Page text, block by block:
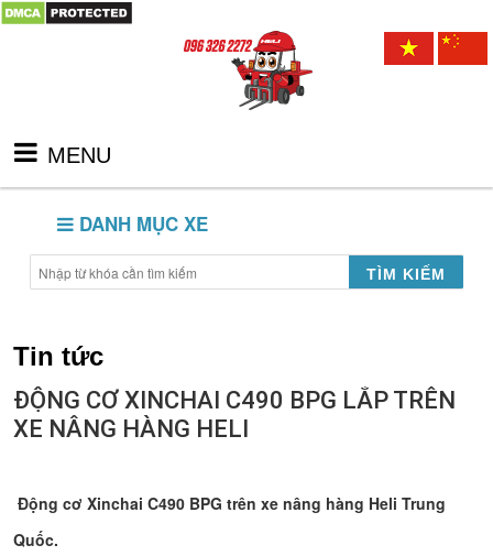
MENU
DANH MỤC XE
TÌM KIẾM
Tin tức
ĐỘNG CƠ XINCHAI C490 BPG LẮP TRÊN
XE NÂNG HÀNG HELI
Động cơ Xinchai C490 BPG trên xe nâng hàng Heli Trung
Quốc.